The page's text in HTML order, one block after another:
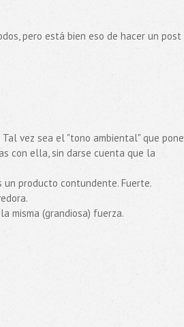
pero está bien eso de hacer un post
vez sea el "tono ambiental" que pone
con ella, sin darse cuenta que la
producto contundente. Fuerte.
misma (grandiosa) fuerza.